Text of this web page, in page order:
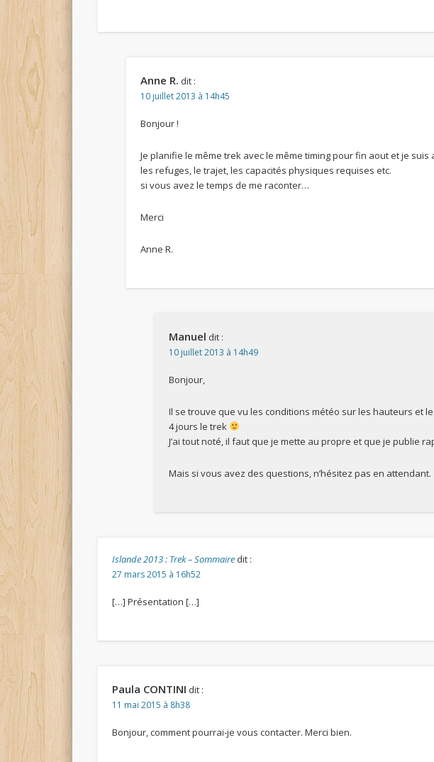
Anne R. dit :
10 juillet 2013 à 14h45
Bonjour !
Je planifie le même trek avec le même timing pour fin aout et je
les refuges, le trajet, les capacités physiques requises etc.
si vous avez le temps de me raconter…
Merci
Anne R.
Manuel dit :
10 juillet 2013 à 14h49
Bonjour,
Il se trouve que vu les conditions météo sur les hauteurs et
4 jours le trek
J’ai tout noté, il faut que je mette au propre et que je publie
Mais si vous avez des questions, n’hésitez pas en attendant.
Islande 2013 : Trek – Sommaire dit :
27 mars 2015 à 16h52
[…] Présentation […]
Paula CONTINI dit :
11 mai 2015 à 8h38
Bonjour, comment pourrai-je vous contacter. Merci bien.